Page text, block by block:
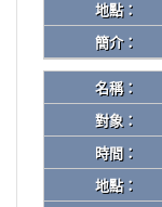
地點：
簡介：
名稱：
對象：
時間：
地點：